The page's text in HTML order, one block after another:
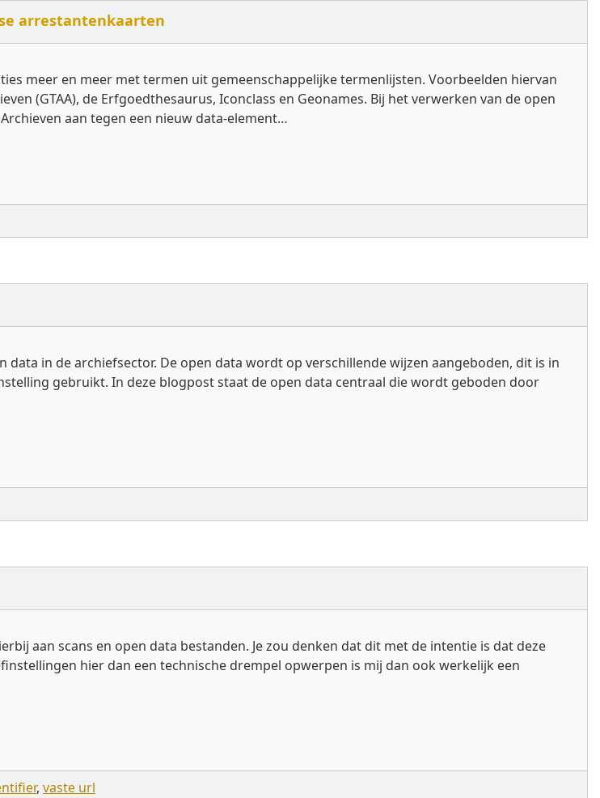
arrestantenkaarten
meer en meer met termen uit gemeenschappelijke termenlijsten. Voorbeelden hiervan
(GTAA), de Erfgoedthesaurus, Iconclass en Geonames. Bij het verwerken van de open
aan tegen een nieuw data-element…
in de archiefsector. De open data wordt op verschillende wijzen aangeboden, dit is in
gebruikt. In deze blogpost staat de open data centraal die wordt geboden door
aan scans en open data bestanden. Je zou denken dat dit met de intentie is dat deze
hier dan een technische drempel opwerpen is mij dan ook werkelijk een
, vaste url